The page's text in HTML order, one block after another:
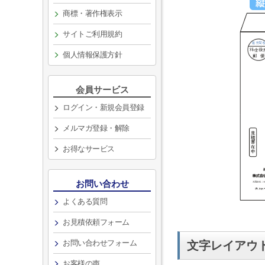
文字レイアウ
商標・著作権表示
サイトご利用規約
個人情報保護方針
会員サービス
ログイン・新規会員登録
メルマガ登録・解除
お得なサービス
お問い合わせ
よくある質問
お見積依頼フォーム
お問い合わせフォーム